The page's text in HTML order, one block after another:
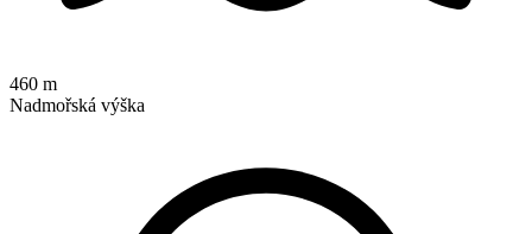
460 m
Nadmořská výška